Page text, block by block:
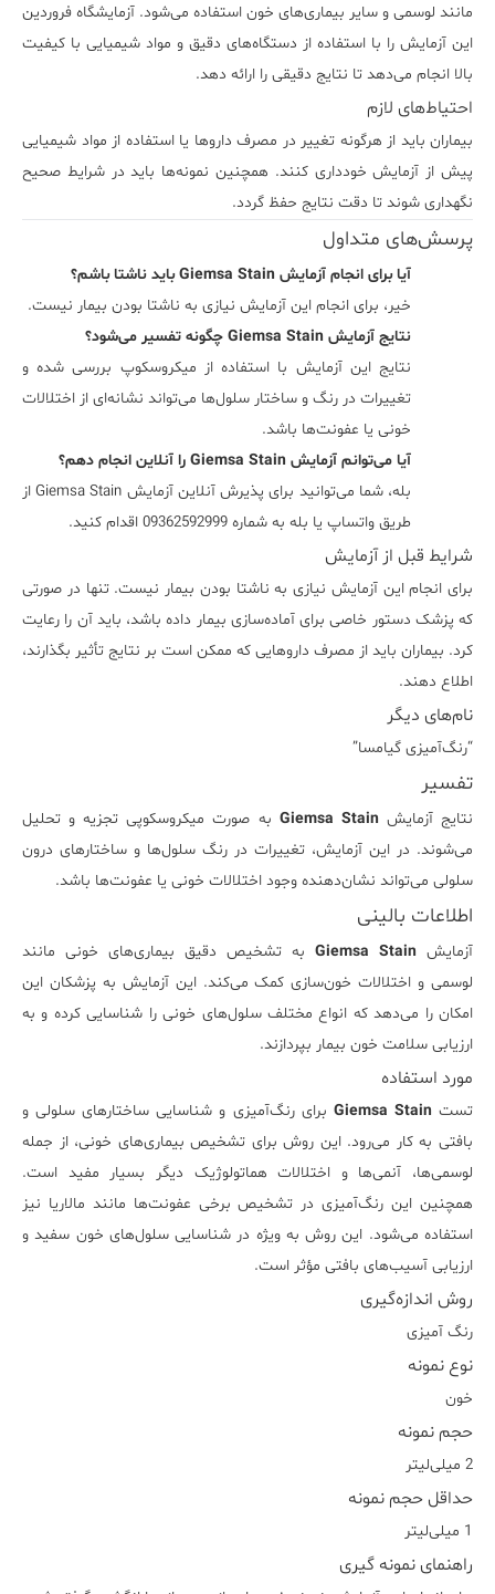
مانند لوسمی و سایر بیماری‌های خون استفاده می‌شود. آزمایشگاه فروردین
این آزمایش را با استفاده از دستگاه‌های دقیق و مواد شیمیایی با کیفیت
بالا انجام می‌دهد تا نتایج دقیقی را ارائه دهد.
احتیاط‌های لازم
بیماران باید از هرگونه تغییر در مصرف داروها یا استفاده از مواد شیمیایی
پیش از آزمایش خودداری کنند. همچنین نمونه‌ها باید در شرایط صحیح
نگهداری شوند تا دقت نتایج حفظ گردد.
پرسش‌های متداول
آیا برای انجام آزمایش Giemsa Stain باید ناشتا باشم؟
خیر، برای انجام این آزمایش نیازی به ناشتا بودن بیمار نیست.
نتایج آزمایش Giemsa Stain چگونه تفسیر می‌شود؟
نتایج این آزمایش با استفاده از میکروسکوپ بررسی شده و
تغییرات در رنگ و ساختار سلول‌ها می‌تواند نشانه‌ای از اختلالات
خونی یا عفونت‌ها باشد.
آیا می‌توانم آزمایش Giemsa Stain را آنلاین انجام دهم؟
بله، شما می‌توانید برای پذیرش آنلاین آزمایش Giemsa Stain از
طریق واتساپ یا بله به شماره 09362592999 اقدام کنید.
شرایط قبل از آزمایش
برای انجام این آزمایش نیازی به ناشتا بودن بیمار نیست. تنها در صورتی
که پزشک دستور خاصی برای آماده‌سازی بیمار داده باشد، باید آن را رعایت
کرد. بیماران باید از مصرف داروهایی که ممکن است بر نتایج تأثیر بگذارند،
اطلاع دهند.
نام‌های دیگر
“رنگ‌آمیزی گیامسا”
تفسیر
نتایج آزمایش Giemsa Stain به صورت میکروسکوپی تجزیه و تحلیل
می‌شوند. در این آزمایش، تغییرات در رنگ سلول‌ها و ساختارهای درون
سلولی می‌تواند نشان‌دهنده وجود اختلالات خونی یا عفونت‌ها باشد.
اطلاعات بالینی
آزمایش Giemsa Stain به تشخیص دقیق بیماری‌های خونی مانند
لوسمی و اختلالات خون‌سازی کمک می‌کند. این آزمایش به پزشکان این
امکان را می‌دهد که انواع مختلف سلول‌های خونی را شناسایی کرده و به
ارزیابی سلامت خون بیمار بپردازند.
مورد استفاده
تست Giemsa Stain برای رنگ‌آمیزی و شناسایی ساختارهای سلولی و
بافتی به کار می‌رود. این روش برای تشخیص بیماری‌های خونی، از جمله
لوسمی‌ها، آنمی‌ها و اختلالات هماتولوژیک دیگر بسیار مفید است.
همچنین این رنگ‌آمیزی در تشخیص برخی عفونت‌ها مانند مالاریا نیز
استفاده می‌شود. این روش به ویژه در شناسایی سلول‌های خون سفید و
ارزیابی آسیب‌های بافتی مؤثر است.
روش اندازه‌گیری
رنگ آمیزی
نوع نمونه
خون
حجم نمونه
2 میلی‌لیتر
حداقل حجم نمونه
1 میلی‌لیتر
راهنمای نمونه گیری